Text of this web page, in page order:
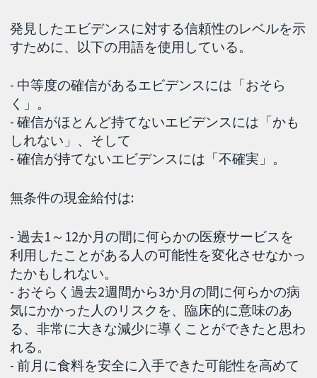
発見したエビデンスに対する信頼性のレベルを示
すために、以下の用語を使用している。
- 中等度の確信があるエビデンスには「おそら
く」。
- 確信がほとんど持てないエビデンスには「かも
しれない」、そして
- 確信が持てないエビデンスには「不確実」。
無条件の現金給付は:
- 過去1～12か月の間に何らかの医療サービスを
利用したことがある人の可能性を変化させなかっ
たかもしれない。
- おそらく過去2週間から3か月の間に何らかの病
気にかかった人のリスクを、臨床的に意味のあ
る、非常に大きな減少に導くことができたと思わ
れる。
- 前月に食料を安全に入手できた可能性を高めて